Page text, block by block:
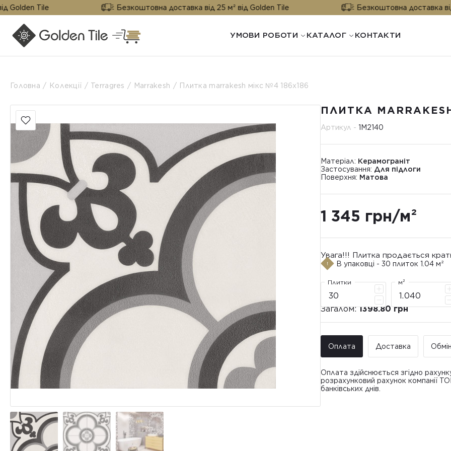
Tile Безкоштовна доставка від 25 м² від Golden Tile Безкоштовна доставка від 25 м²
УМОВИ РОБОТИ КАТАЛОГ КОНТАКТИ
Головна Колекції Terragres Marrakesh Плитка marrakesh мікс №4 186х186
ПЛИТКА
Артикул - 1М2140
Матеріал: Керамограніт
Застосування: Для підлоги
Поверхня: Матова
1 345 грн/м²
Увага!!! Плитка продається
В упаковці - 30 плиток 1.04 м²
Плитки м²
Загалом:1398.80 грн
Оплата Доставка Обмін
Оплата здійснюється згідно
розрахунковий рахунок компанії
банківських днів.